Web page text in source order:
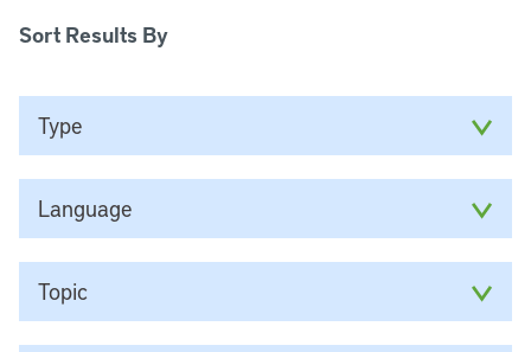
Sort Results By
Type
Language
Topic